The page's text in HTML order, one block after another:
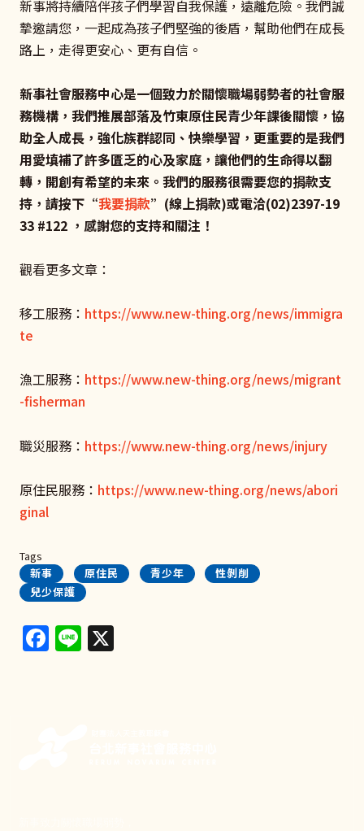
新事將持續陪伴孩子們學習自我保護，遠離危險。我們誠
摯邀請您，一起成為孩子們堅強的後盾，幫助他們在成長
路上，走得更安心、更有自信。
新事社會服務中心是一個致力於關懷職場弱勢者的社會服
務機構，我們推展部落及竹東原住民青少年課後關懷，協
助全人成長，強化族群認同、快樂學習，更重要的是我們
用愛填補了許多匱乏的心及家庭，讓他們的生命得以翻
轉，開創有希望的未來。我們的服務很需要您的捐款支
持，請按下“我要捐款”(線上捐款)或電洽(02)2397-19
33 #122 ，感謝您的支持和關注！
觀看更多文章：
移工服務： https://www.new-thing.org/news/immigra
te
漁工服務： https://www.new-thing.org/news/migrant
-fisherman
職災服務： https://www.new-thing.org/news/injury
原住民服務： https://www.new-thing.org/news/abori
ginal
Tags
新事
原住民 青少年
性剝削
兒少保護
Facebook
Line